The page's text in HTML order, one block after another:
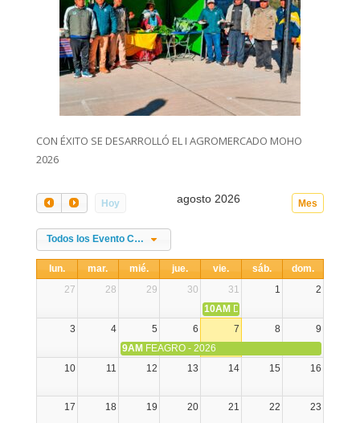
CON ÉXITO SE DESARROLLÓ EL I AGROMERCADO MOHO
2026
Hoy Mes
agosto 2026
Todos los Evento Categories
lun. mar. mié. jue. vie. sáb.
dom.
27
28 29 30 31 1
2
10AM DIA NACIONAL DE LA
3
4 5 6 7 8
9
9AM FEAGRO - 2026
10
11 12 13 14 15 16
17 18 19 20 21 22 23